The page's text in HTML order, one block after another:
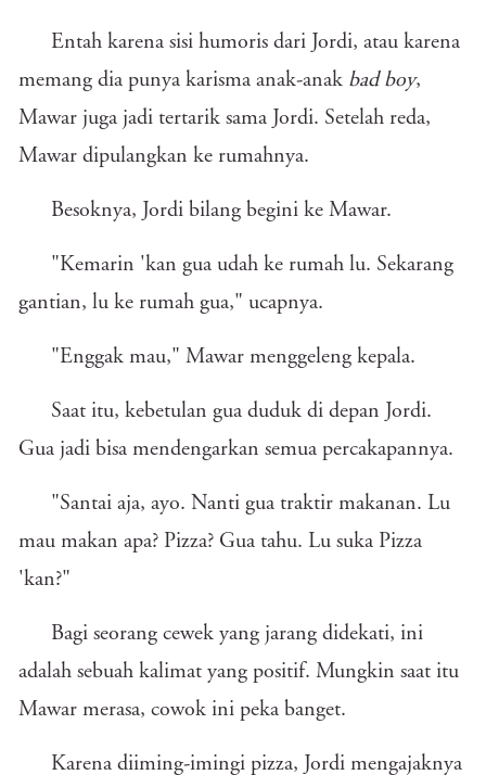
Entah karena sisi humoris dari Jordi, atau karena
memang dia punya karisma anak-anak bad boy,
Mawar juga jadi tertarik sama Jordi. Setelah reda,
Mawar dipulangkan ke rumahnya.
Besoknya, Jordi bilang begini ke Mawar.
"Kemarin 'kan gua udah ke rumah lu. Sekarang
gantian, lu ke rumah gua," ucapnya.
"Enggak mau," Mawar menggeleng kepala.
Saat itu, kebetulan gua duduk di depan Jordi.
Gua jadi bisa mendengarkan semua percakapannya.
"Santai aja, ayo. Nanti gua traktir makanan. Lu
mau makan apa? Pizza? Gua tahu. Lu suka Pizza
'kan?"
Bagi seorang cewek yang jarang didekati, ini
adalah sebuah kalimat yang positif. Mungkin saat itu
Mawar merasa, cowok ini peka banget.
Karena diiming-imingi pizza, Jordi mengajaknya